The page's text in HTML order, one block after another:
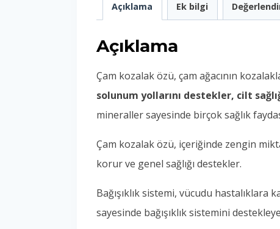
Açıklama Ek bilgi
Açıklama
Çam kozalak özü, çam ağacının
solunum yollarını destekler, cilt
mineraller sayesinde birçok sağlık
Çam kozalak özü, içeriğinde zengin
korur ve genel sağlığı destekler.
Bağışıklık sistemi, vücudu
sayesinde bağışıklık sistemini